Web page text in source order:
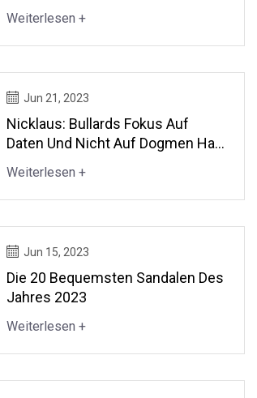
Wiedereintrittsprogramm
Verlassen Hat
Weiterlesen +
Jun 21, 2023
Nicklaus: Bullards Fokus Auf
Daten Und Nicht Auf Dogmen Hat
Geleistet
Weiterlesen +
Jun 15, 2023
Die 20 Bequemsten Sandalen Des
Jahres 2023
Weiterlesen +